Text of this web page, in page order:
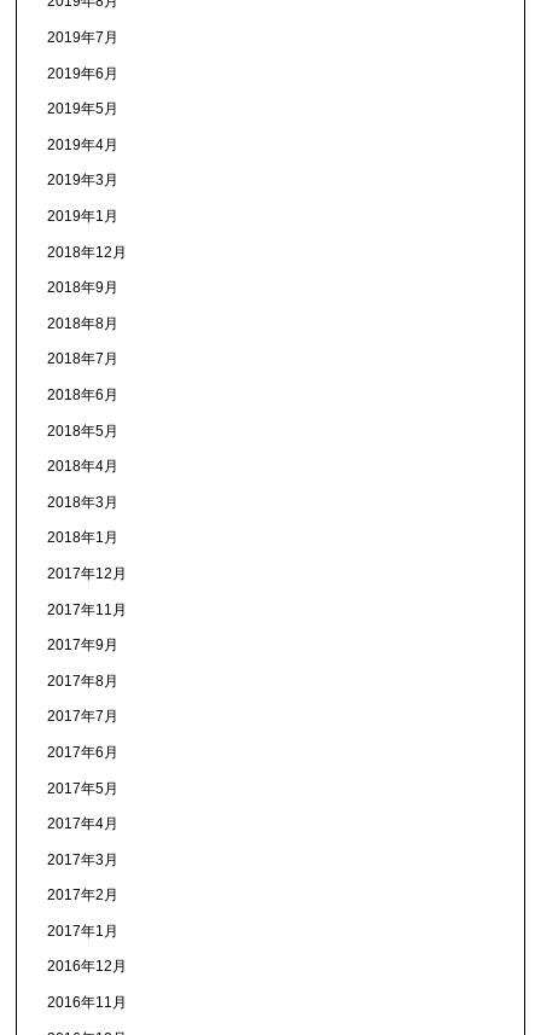
2019年7月
2019年6月
2019年5月
2019年4月
2019年3月
2019年1月
2018年12月
2018年9月
2018年8月
2018年7月
2018年6月
2018年5月
2018年4月
2018年3月
2018年1月
2017年12月
2017年11月
2017年9月
2017年8月
2017年7月
2017年6月
2017年5月
2017年4月
2017年3月
2017年2月
2017年1月
2016年12月
2016年11月